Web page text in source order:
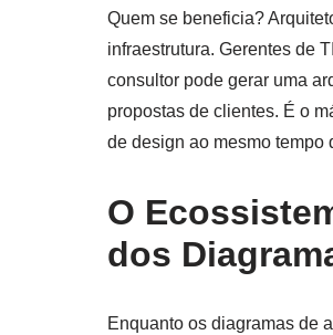
Quem se beneficia?
infraestrutura. Gerentes de
consultor pode gerar uma
propostas de clientes. É o
de design ao mesmo tempo
O
dos
Enquanto os diagramas de